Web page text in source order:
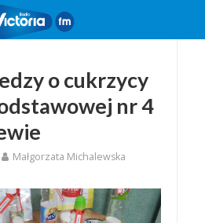
o cukrzycy
nr 4
Małgorzata Michalewska